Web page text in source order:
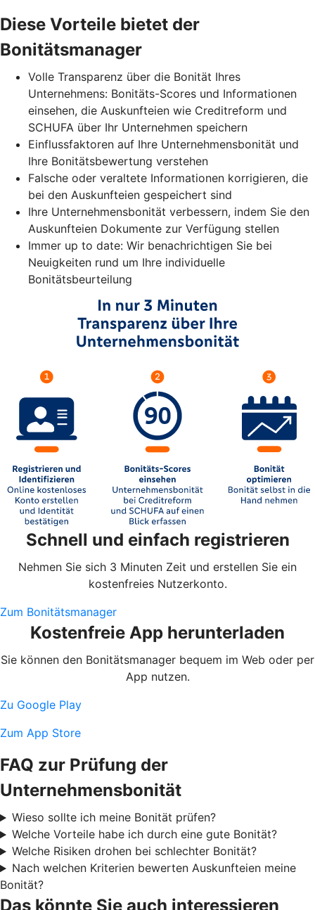
Diese Vorteile bietet der
Bonitätsmanager
Volle Transparenz über die Bonität Ihres
Unternehmens: Bonitäts-Scores und Informationen
einsehen, die Auskunfteien wie Creditreform und
SCHUFA über Ihr Unternehmen speichern
Einflussfaktoren auf Ihre Unternehmensbonität und
Ihre Bonitätsbewertung verstehen
Falsche oder veraltete Informationen korrigieren, die
bei den Auskunfteien gespeichert sind
Ihre Unternehmensbonität verbessern, indem Sie den
Auskunfteien Dokumente zur Verfügung stellen
Immer up to date: Wir benachrichtigen Sie bei
Neuigkeiten rund um Ihre individuelle
Bonitätsbeurteilung
Schnell und einfach registrieren
Nehmen Sie sich 3 Minuten Zeit und erstellen Sie ein
kostenfreies Nutzerkonto.
Zum Bonitätsmanager
Kostenfreie App herunterladen
Sie können den Bonitätsmanager bequem im Web oder per
App nutzen.
Zu Google Play
Zum App Store
FAQ zur Prüfung der
Unternehmensbonität
Wieso sollte ich meine Bonität prüfen?
Welche Vorteile habe ich durch eine gute Bonität?
Welche Risiken drohen bei schlechter Bonität?
Nach welchen Kriterien bewerten Auskunfteien meine
Bonität?
Das könnte Sie auch interessieren